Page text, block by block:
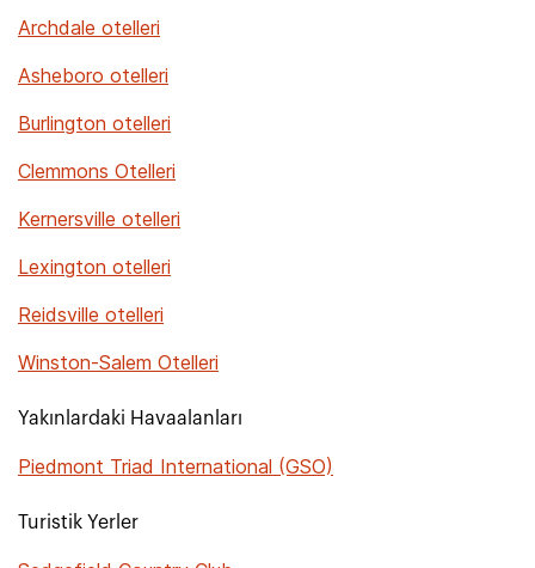
Archdale otelleri
Asheboro otelleri
Burlington otelleri
Clemmons Otelleri
Kernersville otelleri
Lexington otelleri
Reidsville otelleri
Winston-Salem Otelleri
Yakınlardaki Havaalanları
Piedmont Triad International (GSO)
Turistik Yerler